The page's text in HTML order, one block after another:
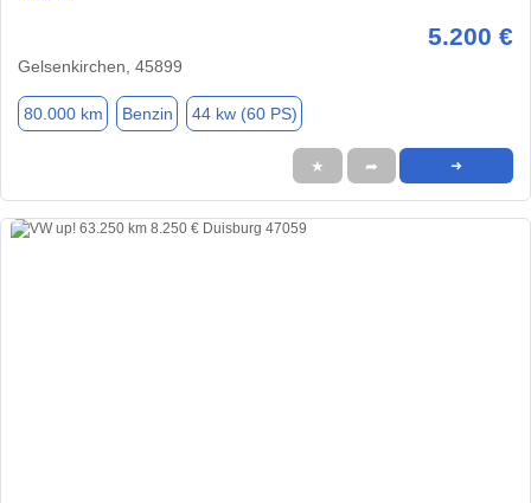
5.200 €
Gelsenkirchen, 45899
80.000 km Benzin 44 kw (60 PS)
★ ➦ ➜